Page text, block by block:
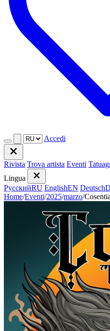
Accedi
Rivista Trova artista Eventi
Lingua
РусскийRU EnglishEN Deutsch
Home/Eventi/2025/marzo/